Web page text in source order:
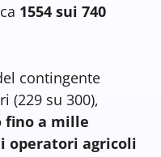
1554 sui 740
contingente
(229 su 300),
fino a mille
operatori agricoli